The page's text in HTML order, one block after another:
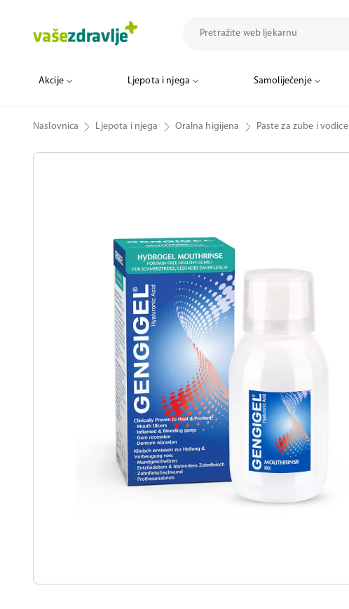
Akcije Ljepota i njega Samoliječenje
Naslovnica Ljepota i njega Oralna higijena Paste za zube i vodice